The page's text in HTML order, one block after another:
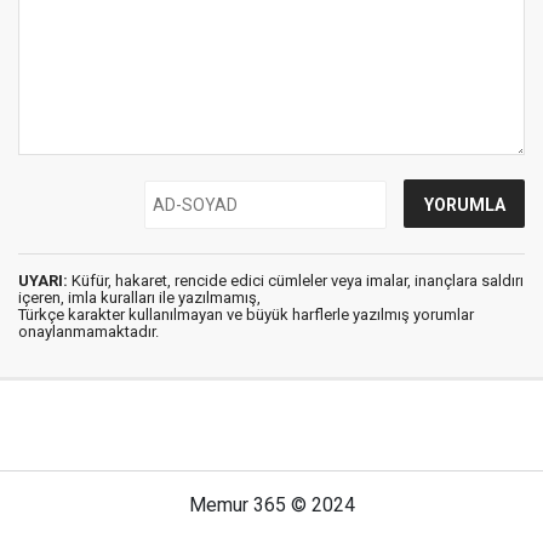
UYARI: Küfür, hakaret, rencide edici cümleler veya imalar, inançlara saldırı
içeren, imla kuralları ile yazılmamış,
Türkçe karakter kullanılmayan ve büyük harflerle yazılmış yorumlar
onaylanmamaktadır.
Memur 365 © 2024